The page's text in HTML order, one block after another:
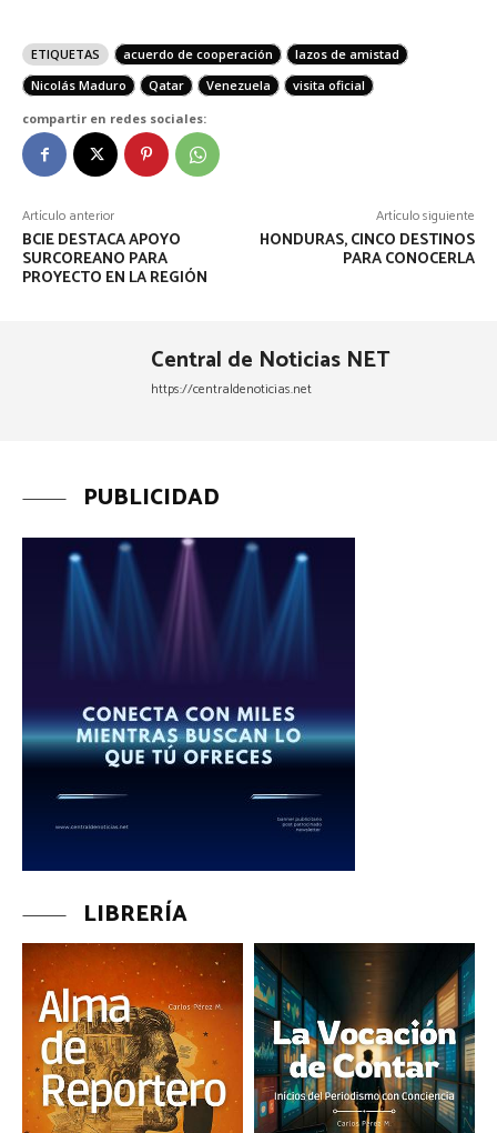
ETIQUETAS acuerdo de cooperación
lazos de amistad
Nicolás Maduro
Qatar Venezuela
visita oficial
compartir en redes sociales:
Artículo anterior
BCIE DESTACA APOYO
SURCOREANO PARA
PROYECTO EN LA REGIÓN
Artículo siguiente
HONDURAS, CINCO DESTINOS
PARA CONOCERLA
Central de Noticias NET
https://centraldenoticias.net
PUBLICIDAD
LIBRERÍA